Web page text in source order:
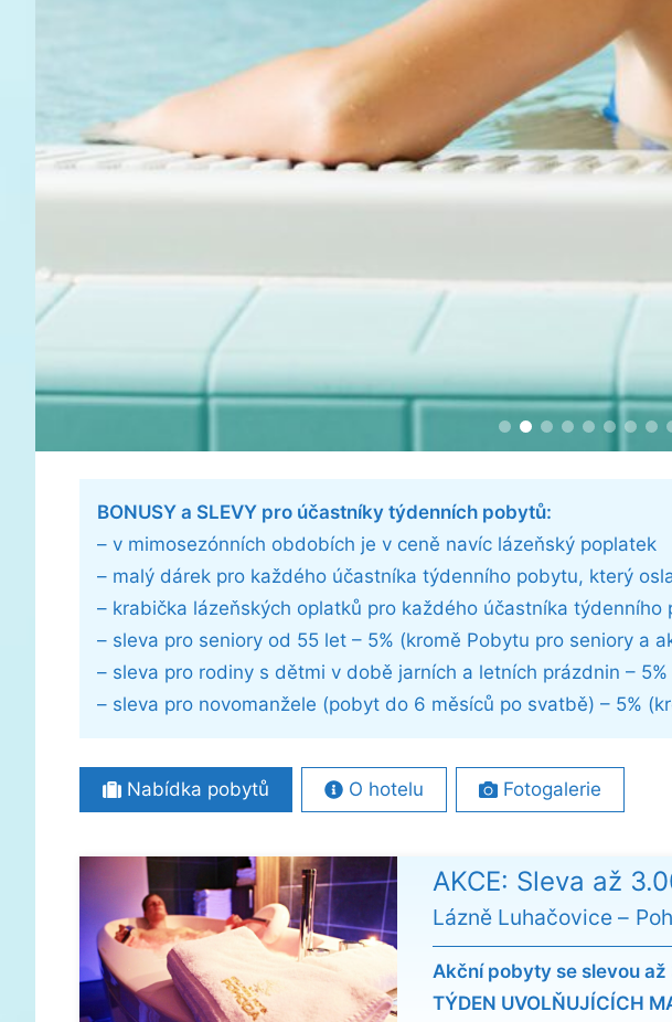
BONUSY a SLEVY pro účastníky týdenních pobytů:
– v mimosezónních obdobích je v ceně navíc lázeňský poplatek
– malý dárek pro každého účastníka týdenního pobytu, který
– krabička lázeňských oplatků pro každého účastníka týdenního
– sleva pro seniory od 55 let – 5% (kromě Pobytu pro seniory a
– sleva pro rodiny s dětmi v době jarních a letních prázdnin –
– sleva pro novomanžele (pobyt do 6 měsíců po svatbě) – 5%
Nabídka pobytů O hotelu Fotogalerie
AKCE: Sleva až
Lázně Luhačovice
Akční pobyty se slevou
TÝDEN UVOLŇUJÍCÍCH